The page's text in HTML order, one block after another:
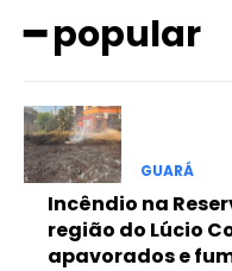
━
Free
Included for free:
━ popular
GUARÁ
Incêndio na
região do Lúcio
apavorados e